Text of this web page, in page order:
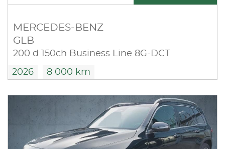
MERCEDES-BENZ
GLB
200 d 150ch Business Line 8G-DCT
2026 8 000 km